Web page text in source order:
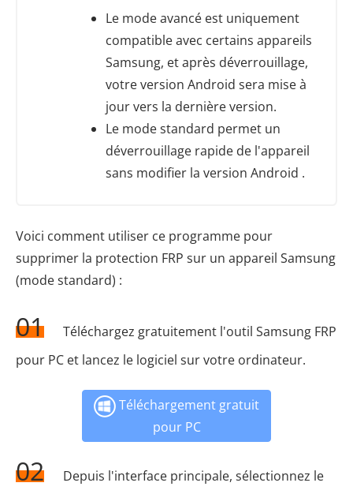
Le mode avancé est uniquement
compatible avec certains appareils
Samsung, et après déverrouillage,
votre version Android sera mise à
jour vers la dernière version.
Le mode standard permet un
déverrouillage rapide de l'appareil
sans modifier la version Android .
Voici comment utiliser ce programme pour
supprimer la protection FRP sur un appareil Samsung
(mode standard) :
01
Téléchargez gratuitement l'outil Samsung FRP
pour PC et lancez le logiciel sur votre ordinateur.
Téléchargement gratuit
pour PC
02
Depuis l'interface principale, sélectionnez le